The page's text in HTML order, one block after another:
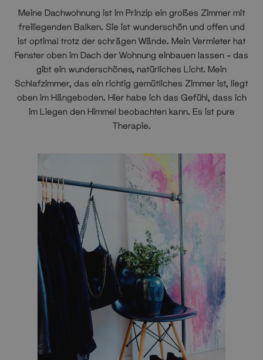
Meine Dachwohnung ist im Prinzip ein großes Zimmer mit
freiliegenden Balken. Sie ist wunderschön und offen und
ist optimal trotz der schrägen Wände. Mein Vermieter hat
Fenster oben im Dach der Wohnung einbauen lassen – das
gibt ein wunderschönes, natürliches Licht. Mein
Schlafzimmer, das ein richtig gemütliches Zimmer ist, liegt
oben im Hängeboden. Hier habe ich das Gefühl, dass ich
im Liegen den Himmel beobachten kann. Es ist pure
Therapie.